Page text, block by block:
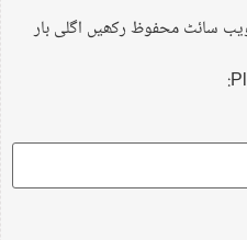
ویب سائٹ محفوظ رکھیں اگلی بار